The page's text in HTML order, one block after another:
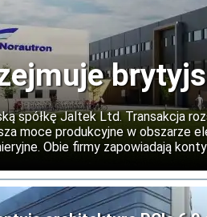
spółkę Jaltek Ltd. Transakcja
moce produkcyjne w obszarze
Obie firmy zapowiadają